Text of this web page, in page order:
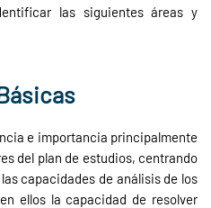
las siguientes áreas y
e importancia principalmente
del plan de estudios, centrando
capacidades de análisis de los
ellos la capacidad de resolver